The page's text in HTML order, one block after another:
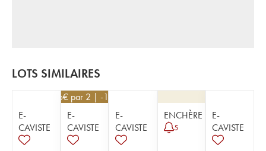
LOTS SIMILAIRES
E-
CAVISTE
126€ par 2 | -10%
E-
CAVISTE
E-
CAVISTE
ENCHÈRE
5
E-
CAVISTE